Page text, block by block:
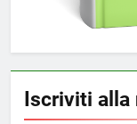
Iscriviti alla